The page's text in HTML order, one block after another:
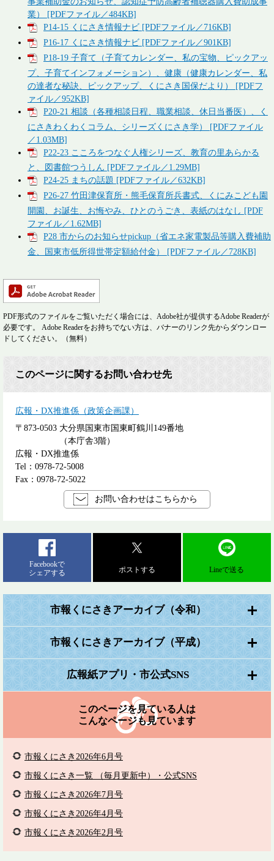
業） [PDFファイル／484KB]
P14-15 くにさき情報ナビ [PDFファイル／716KB]
P16-17 くにさき情報ナビ [PDFファイル／901KB]
P18-19 子育て（子育てカレンダー、私の宝物、ピックアッ
プ、子育てインフォメーション）、健康（健康カレンダー、私
の達者な秘訣、ピックアップ、くにさき国保だより） [PDFフ
ァイル／952KB]
P20-21 相談（各種相談日程、職業相談、休日当番医）、く
にさきわくわくコラム、シリーズくにさき学） [PDFファイル
／1.03MB]
P22-23 こころをつなぐ人権シリーズ、教育の里あらかる
と、図書館つうしん [PDFファイル／1.29MB]
P24-25 まちの話題 [PDFファイル／632KB]
P26-27 竹田津保育所・熊毛保育所兵書式、くにみこども園
開園、お誕生、お悔やみ、ひとのうごき、表紙のはなし [PDF
ファイル／1.62MB]
P28 市からのお知らせpickup（省エネ家電製品等購入費補助
金、国東市低所得世帯定額給付金） [PDFファイル／728KB]
PDF形式のファイルをご覧いただく場合には、Adobe社が提供するAdobe Readerが
必要です。
Adobe Readerをお持ちでない方は、バナーのリンク先からダウンロー
ドしてください。（無料）
このページに関するお問い合わせ先
広報・DX推進係（政策企画課）
〒873-0503 大分県国東市国東町鶴川149番地
（本庁舎3階）
広報・DX推進係
Tel：0978-72-5008
Fax：0978-72-5022
お問い合わせはこちらから
Facebookで
シェアする
ポストする Lineで送る
市報くにさきアーカイブ（令和）
市報くにさきアーカイブ（平成）
広報紙アプリ・市公式SNS
このページを見ている人は
こんなページも見ています
市報くにさき2026年6月号
市報くにさき一覧 （毎月更新中）・公式SNS
市報くにさき2026年7月号
市報くにさき2026年4月号
市報くにさき2026年2月号